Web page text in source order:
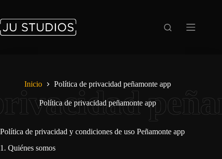
contenido
Inicio Política de privacidad peñamonte app
Política de privacidad peñamonte app
Política de privacidad y condiciones de uso Peñamonte app
1. Quiénes somos